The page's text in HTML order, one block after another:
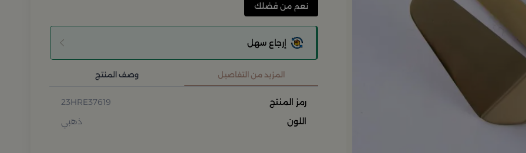
نعم من فضلك
إرجاع سهل
المزيد من التفاصيل
رمز المنتج
23HRE37619
اللون
ذهبي
وصف المنتج